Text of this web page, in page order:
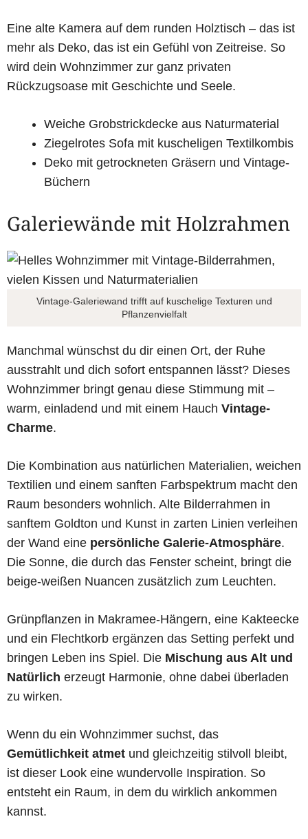
Eine alte Kamera auf dem runden Holztisch – das ist
mehr als Deko, das ist ein Gefühl von Zeitreise. So
wird dein Wohnzimmer zur ganz privaten
Rückzugsoase mit Geschichte und Seele.
Weiche Grobstrickdecke aus Naturmaterial
Ziegelrotes Sofa mit kuscheligen Textilkombis
Deko mit getrockneten Gräsern und Vintage-
Büchern
Galeriewände mit Holzrahmen
Vintage-Galeriewand trifft auf kuschelige Texturen und
Pflanzenvielfalt
Manchmal wünschst du dir einen Ort, der Ruhe
ausstrahlt und dich sofort entspannen lässt? Dieses
Wohnzimmer bringt genau diese Stimmung mit –
warm, einladend und mit einem Hauch Vintage-
Charme.
Die Kombination aus natürlichen Materialien, weichen
Textilien und einem sanften Farbspektrum macht den
Raum besonders wohnlich. Alte Bilderrahmen in
sanftem Goldton und Kunst in zarten Linien verleihen
der Wand eine persönliche Galerie-Atmosphäre.
Die Sonne, die durch das Fenster scheint, bringt die
beige-weißen Nuancen zusätzlich zum Leuchten.
Grünpflanzen in Makramee-Hängern, eine Kakteecke
und ein Flechtkorb ergänzen das Setting perfekt und
bringen Leben ins Spiel. Die Mischung aus Alt und
Natürlich erzeugt Harmonie, ohne dabei überladen
zu wirken.
Wenn du ein Wohnzimmer suchst, das
Gemütlichkeit atmet und gleichzeitig stilvoll bleibt,
ist dieser Look eine wundervolle Inspiration. So
entsteht ein Raum, in dem du wirklich ankommen
kannst.